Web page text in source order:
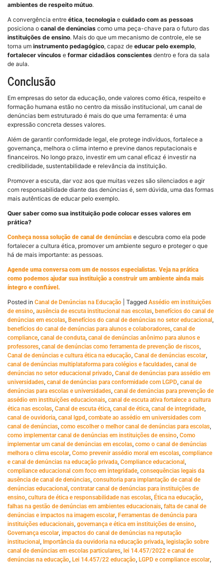
ambientes de respeito mútuo.
A convergência entre ética, tecnologia e cuidado com as pessoas
posiciona o canal de denúncias como uma peça-chave para o futuro das
instituições de ensino. Mais do que um mecanismo de controle, ele se
torna um instrumento pedagógico, capaz de educar pelo exemplo,
fortalecer vínculos e formar cidadãos conscientes dentro e fora da sala
de aula.
Conclusão
Em empresas do setor da educação, onde valores como ética, respeito e
formação humana estão no centro da missão institucional, um canal de
denúncias bem estruturado é mais do que uma ferramenta: é uma
expressão concreta desses valores.
Além de garantir conformidade legal, ele protege indivíduos, fortalece a
governança, melhora o clima interno e previne danos reputacionais e
financeiros. No longo prazo, investir em um canal eficaz é investir na
credibilidade, sustentabilidade e relevância da instituição.
Promover a escuta, dar voz aos que muitas vezes são silenciados e agir
com responsabilidade diante das denúncias é, sem dúvida, uma das formas
mais autênticas de educar pelo exemplo.
Quer saber como sua instituição pode colocar esses valores em
prática?
Conheça nossa solução de canal de denúncias e descubra como ela pode
fortalecer a cultura ética, promover um ambiente seguro e proteger o que
há de mais importante: as pessoas.
Agende uma conversa com um de nossos especialistas. Veja na prática
como podemos ajudar sua instituição a construir um ambiente ainda mais
íntegro e confiável.
Posted in Canal de Denúncias na Educação Tagged Assédio em instituições
de ensino, ausência de escuta institucional nas escolas, benefícios do canal de
denúncias em escolas, Benefícios do canal de denúncias no setor educacional ,
benefícios do canal de denúncias para alunos e colaboradores, canal de
compliance, canal de conduta, canal de denúncias anônimo para alunos e
professores, canal de denúncias como ferramenta de prevenção de riscos,
Canal de denúncias e cultura ética na educação, Canal de denúncias escolar,
canal de denúncias multiplataforma para colégios e faculdades, canal de
denúncias no setor educacional privado, Canal de denúncias para assédio em
universidades, canal de denúncias para conformidade com LGPD, canal de
denúncias para escolas e universidades, canal de denúncias para prevenção de
assédio em instituições educacionais, canal de escuta ativa fortalece a cultura
ética nas escolas, Canal de escuta ética, canal de ética, canal de integridade,
canal de ouvidoria, canal lgpd , combate ao assédio em universidades com
canal de denúncias, como escolher o melhor canal de denúncias para escolas,
como implementar canal de denúncias em instituições de ensino, Como
implementar um canal de denúncias em escolas, como o canal de denúncias
melhora o clima escolar, Como prevenir assédio moral em escolas, compliance
e canal de denúncias na educação privada, Compliance educacional ,
compliance educacional com foco em integridade, consequências legais da
ausência de canal de denúncias, consultoria para implantação de canal de
denúncias educacional , contratar canal de denúncias para instituições de
ensino, cultura de ética e responsabilidade nas escolas, Ética na educação,
falhas na gestão de denúncias em ambientes educacionais, falta de canal de
denúncias e impactos na imagem escolar, Ferramentas de denúncia para
instituições educacionais, governança e ética em instituições de ensino,
Governança escolar, impactos do canal de denúncias na reputação
institucional , Importância da ouvidoria na educação privada, legislação sobre
canal de denúncias em escolas particulares, lei 14.457/2022 e canal de
denúncias na educação, Lei 14.457/22 educação, LGPD e compliance escolar,